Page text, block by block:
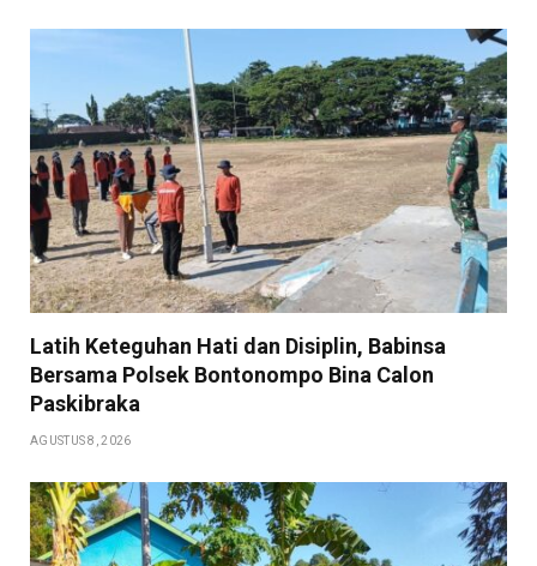
Latih Keteguhan Hati dan Disiplin, Babinsa
Bersama Polsek Bontonompo Bina Calon
Paskibraka
AGUSTUS 8, 2026